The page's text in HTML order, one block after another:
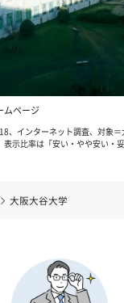
ムページ
インターネット調査、対象＝
示比率は「安い・やや安い・妥
大阪大谷大学